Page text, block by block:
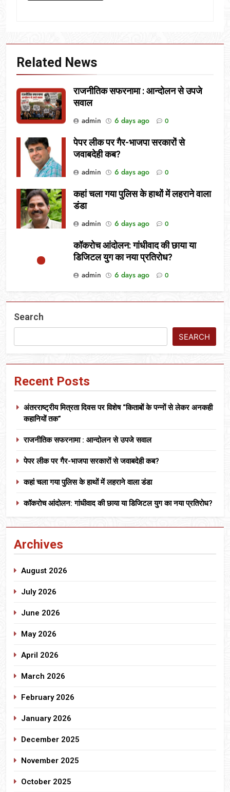
Related News
राजनीतिक सफरनामा : आन्दोलन से उपजे
सवाल
admin
6 days ago 0
पेपर लीक पर गैर-भाजपा सरकारों से
जवाबदेही कब?
admin
6 days ago 0
कहां चला गया पुलिस के हाथों में लहराने वाला
डंडा
admin
6 days ago 0
कॉकरोच आंदोलन: गांधीवाद की छाया या
डिजिटल युग का नया प्रतिरोध?
admin
6 days ago 0
Search
SEARCH
Recent Posts
अंतरराष्ट्रीय मित्रता दिवस पर विशेष “किताबों के पन्नों से लेकर अनकही
कहानियों तक”
राजनीतिक सफरनामा : आन्दोलन से उपजे सवाल
पेपर लीक पर गैर-भाजपा सरकारों से जवाबदेही कब?
कहां चला गया पुलिस के हाथों में लहराने वाला डंडा
कॉकरोच आंदोलन: गांधीवाद की छाया या डिजिटल युग का नया प्रतिरोध?
Archives
August 2026
July 2026
June 2026
May 2026
April 2026
March 2026
February 2026
January 2026
December 2025
November 2025
October 2025